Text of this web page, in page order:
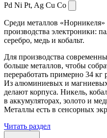
Pd Ni Pt, Ag Cu Co
Среди металлов
производства электроники:
серебро, медь и кобальт.
Для производства
больше металлов, чтобы
переработать примерно 34 кг
Из алюминиевых и магниевых
делают корпуса. Никель,
в аккумуляторах, золото и
Металлы есть в сенсорных
Читать раздел